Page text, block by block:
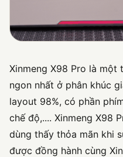
Xinmeng X98 Pro là một
ngon nhất ở phân khúc
layout 98%, có phần
chế độ,.... Xinmeng X98
dùng thấy thỏa mãn khi
được đồng hành cùng